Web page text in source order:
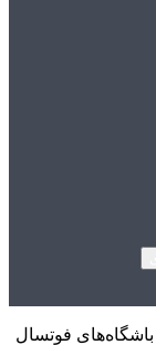
باشگاه‌های فوتسال